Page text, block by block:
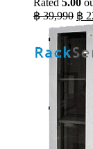
฿39,990
was:
฿
฿